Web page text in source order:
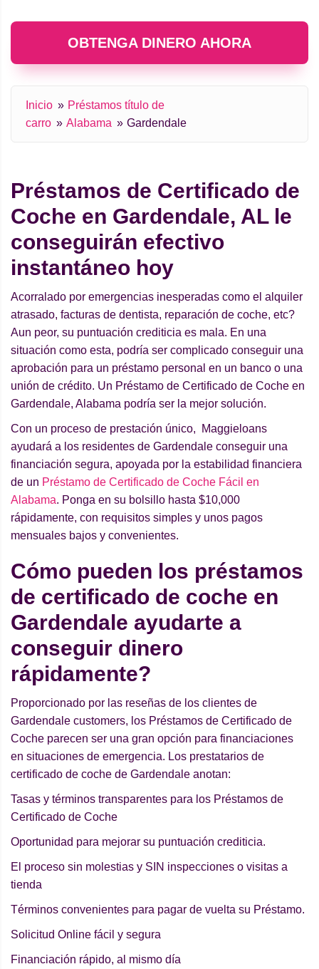
OBTENGA DINERO AHORA
Inicio
Préstamos título de
carro
Alabama Gardendale
Préstamos de Certificado de
Coche en Gardendale, AL le
conseguirán efectivo
instantáneo hoy
Acorralado por emergencias inesperadas como el alquiler
atrasado, facturas de dentista, reparación de coche, etc?
Aun peor, su puntuación crediticia es mala. En una
situación como esta, podría ser complicado conseguir una
aprobación para un préstamo personal en un banco o una
unión de crédito. Un Préstamo de Certificado de Coche en
Gardendale, Alabama podría ser la mejor solución.
Con un proceso de prestación único, Maggieloans
ayudará a los residentes de Gardendale conseguir una
financiación segura, apoyada por la estabilidad financiera
de un Préstamo de Certificado de Coche Fácil en
Alabama. Ponga en su bolsillo hasta $10,000
rápidamente, con requisitos simples y unos pagos
mensuales bajos y convenientes.
Cómo pueden los préstamos
de certificado de coche en
Gardendale ayudarte a
conseguir dinero
rápidamente?
Proporcionado por las reseñas de los clientes de
Gardendale customers, los Préstamos de Certificado de
Coche parecen ser una gran opción para financiaciones
en situaciones de emergencia. Los prestatarios de
certificado de coche de Gardendale anotan:
Tasas y términos transparentes para los Préstamos de
Certificado de Coche
Oportunidad para mejorar su puntuación crediticia.
El proceso sin molestias y SIN inspecciones o visitas a
tienda
Términos convenientes para pagar de vuelta su Préstamo.
Solicitud Online fácil y segura
Financiación rápido, al mismo día